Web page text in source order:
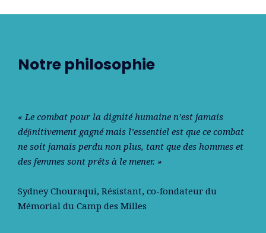
Notre philosophie
« Le combat pour la dignité humaine n’est jamais
déﬁnitivement gagné mais l’essentiel est que ce combat
ne soit jamais perdu non plus, tant que des hommes et
des femmes sont prêts à le mener. »
Sydney Chouraqui, Résistant, co-fondateur du
Mémorial du Camp des Milles